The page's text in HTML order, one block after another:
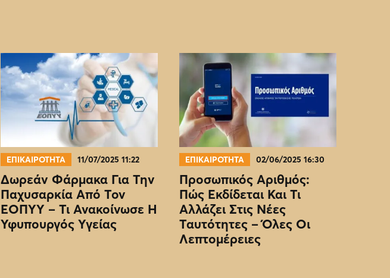
ΕΠΙΚΑΙΡΟΤΗΤΑ 11/07/2025 11:22
Δωρεάν Φάρμακα Για Την
Παχυσαρκία Από Τον
EOΠΥΥ – Τι Ανακοίνωσε Η
Υφυπουργός Υγείας
ΕΠΙΚΑΙΡΟΤΗΤΑ 02/06/2025 16:30
Προσωπικός Αριθμός:
Πώς Εκδίδεται Και Τι
Αλλάζει Στις Νέες
Ταυτότητες – Όλες Οι
Λεπτομέρειες